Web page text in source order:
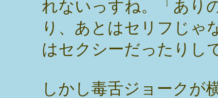
れないっすね。「あり
り、あとはセリフじゃ
はセクシーだったりし
しかし毒舌ジョークが